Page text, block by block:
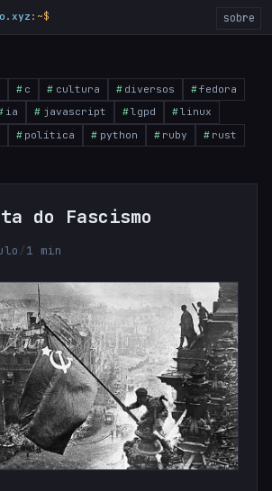
:~$ sobre
c cultura diversos
fedora
ia javascript lgpd
linux
política python ruby
rust
do Fascismo
/1 min